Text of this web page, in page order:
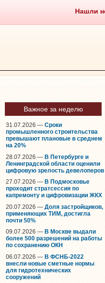
Нашли
Важное за неделю
31.07.2026 — Сроки
промышленного строительства
превышают плановые в среднем
на 20%
28.07.2026 — В Петербурге и
Ленинградской области оценили
цифровую зрелость девелоперов
27.07.2026 — В Подмосковье
проходит стратсессия по
капремонту и цифровизации ЖКХ
20.07.2026 — Доля застройщиков,
применяющих ТИМ, достигла
почти 50%
09.07.2026 — В Москве выдали
более 500 разрешений на работы
по сохранению ОКН
06.07.2026 — В ФСНБ-2022
внесли новые сметные нормы
для гидротехнических
сооружений